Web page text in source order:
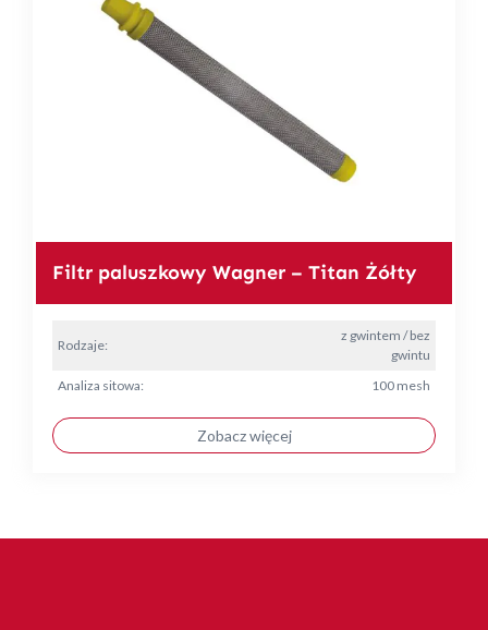
Filtr paluszkowy Wagner – Titan Żółty
Rodzaje:
z gwintem / bez
gwintu
Analiza sitowa:
100 mesh
Zobacz więcej